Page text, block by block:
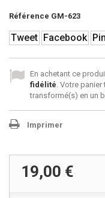
Référence GM-623
Tweet Facebook
En achetant ce
fidélité. Votre panier
transformé(s) en un
Imprimer
19,00 €